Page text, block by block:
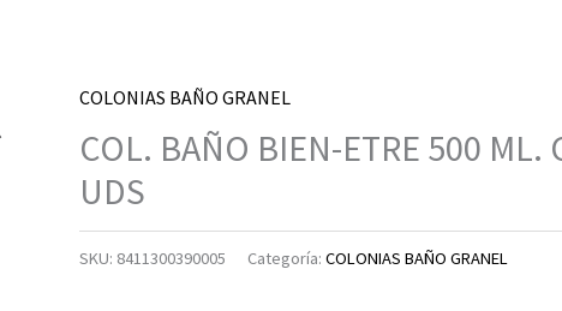
COLONIAS BAÑO GRANEL
COL. BAÑO BIEN-ETRE 500 ML.
UDS
SKU: 8411300390005 Categoría:COLONIAS BAÑO GRANEL